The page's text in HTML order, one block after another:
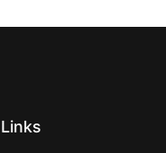
Links